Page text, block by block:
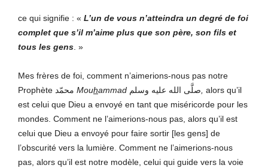
ce qui signifie : « L’un de vous n’atteindra un degré de foi
complet que s’il m’aime plus que son père, son fils et
tous les gens . »
Mes frères de foi, comment n’aimerions-nous pas notre
Mouhammad صلَّى الله عليه وسلم alors qu’il
est celui que Dieu a envoyé en tant que miséricorde pour les
mondes. Comment ne l’aimerions-nous pas, alors qu’il est
celui que Dieu a envoyé pour faire sortir [les gens] de
l’obscurité vers la lumière. Comment ne l’aimerions-nous
pas, alors qu’il est notre modèle, celui qui guide vers la voie